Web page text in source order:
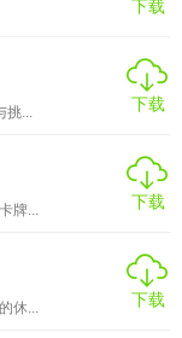
下载
挑...
下载
牌...
下载
休...
下载